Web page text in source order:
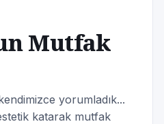
Mutfak
yorumladık...
katarak mutfak